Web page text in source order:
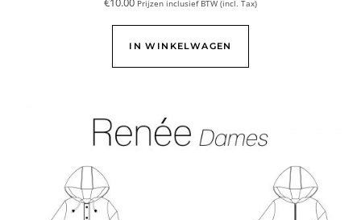
Prijzen inclusief BTW (incl. Tax)
IN WINKELWAGEN